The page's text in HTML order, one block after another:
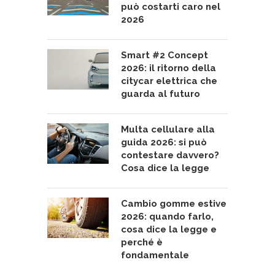
può costarti caro nel
2026
Smart #2 Concept
2026: il ritorno della
citycar elettrica che
guarda al futuro
Multa cellulare alla
guida 2026: si può
contestare davvero?
Cosa dice la legge
Cambio gomme estive
2026: quando farlo,
cosa dice la legge e
perché è
fondamentale